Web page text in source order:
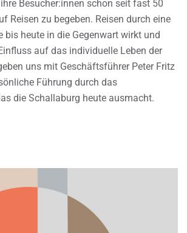
Besucher:innen schon seit fast 50
Reisen zu begeben. Reisen durch eine
bis heute in die Gegenwart wirkt und
auf das individuelle Leben der
uns mit Geschäftsführer Peter Fritz
Führung durch das
die Schallaburg heute ausmacht.